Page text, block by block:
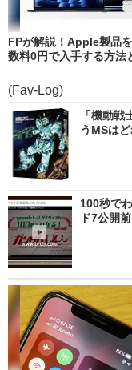
FPが解説！Apple製品
数料0円で入手する方法
(Fav-Log)
「機動
うMSは
100秒で
ド7公開